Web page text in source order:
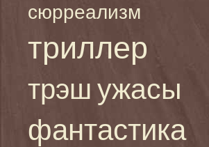
сюрреализм
триллер
трэш ужасы
фантастика